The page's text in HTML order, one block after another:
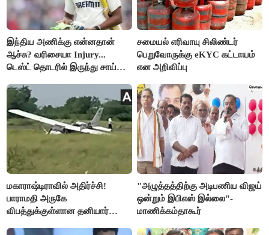
இந்திய அணிக்கு என்னதான்
ஆச்சு? வரிசையா Injury...
டெஸ்ட் தொடரில் இருந்து சாய்
சமையல் எரிவாயு சிலிண்டர்
பெறுவோருக்கு eKYC கட்டாயம்
என அறிவிப்பு
மகாராஷ்டிராவில் அதிர்ச்சி!
பாராமதி அருகே
விபத்துக்குள்ளான தனியார்
"அழுத்தத்திற்கு அடிபணிய விஜய்
ஒன்றும் இபிஎஸ் இல்லை"-
மாணிக்கம்தாகூர்